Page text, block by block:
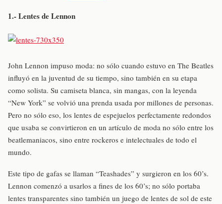
1.- Lentes de Lennon
John Lennon impuso moda: no sólo cuando estuvo en The Beatles
influyó en la juventud de su tiempo, sino también en su etapa
como solista. Su camiseta blanca, sin mangas, con la leyenda
“New York” se volvió una prenda usada por millones de personas.
Pero no sólo eso, los lentes de espejuelos perfectamente redondos
que usaba se convirtieron en un artículo de moda no sólo entre los
beatlemaniacos, sino entre rockeros e intelectuales de todo el
mundo.
Este tipo de gafas se llaman “Teashades” y surgieron en los 60’s.
Lennon comenzó a usarlos a fines de los 60’s; no sólo portaba
lentes transparentes sino también un juego de lentes de sol de este